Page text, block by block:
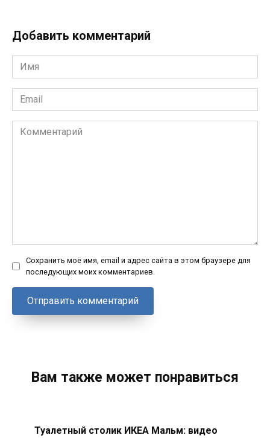
Добавить комментарий
Имя
*
Email
*
Комментарий
Сохранить моё имя, email и адрес сайта в этом браузере для
последующих моих комментариев.
Вам также может понравиться
Туалетный столик ИКЕА Мальм: видео